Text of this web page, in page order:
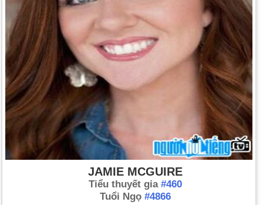
JAMIE MCGUIRE
Tiểu thuyết gia #460
Tuổi Ngọ #4866